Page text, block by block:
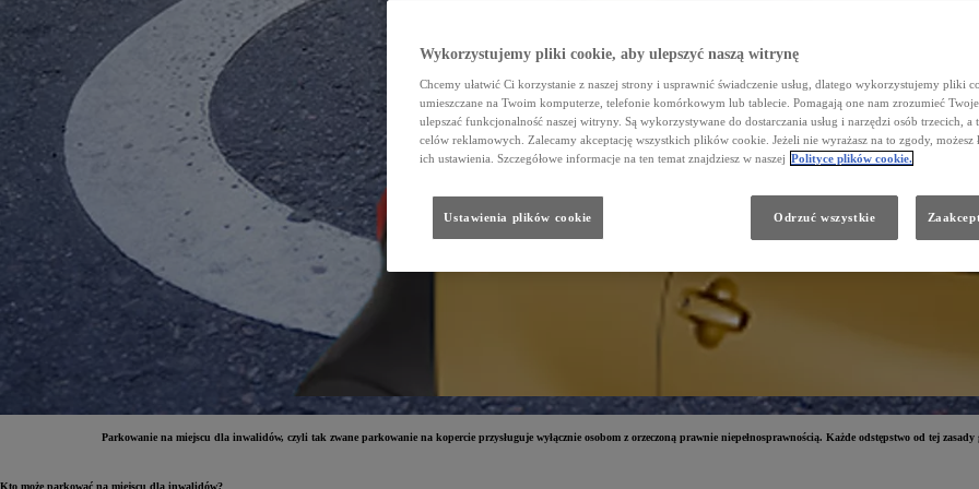
Parkowanie na miejscu dla inwalidów, czyli tak zwane parkowanie na kopercie przysługuje wyłącznie osobom z orzeczoną prawnie niepełnosprawnością. Każde odstępstwo od tej
Wykorzystujemy pliki cookie, aby ulepszyć naszą witrynę
Chcemy ułatwić Ci korzystanie z naszej strony i usprawnić świadczenie usług, dlatego wykorzystujemy pliki
umieszczane na Twoim komputerze, telefonie komórkowym lub tablecie. Pomagają one nam zrozumieć
ulepszać funkcjonalność naszej witryny. Są wykorzystywane do dostarczania usług i narzędzi osób trzecich, a
celów reklamowych. Zalecamy akceptację wszystkich plików cookie. Jeżeli nie wyrażasz na to zgody, możesz
ich ustawienia. Szczegółowe informacje na ten temat znajdziesz w naszej Polityce plików cookie.
Ustawienia plików cookie Odrzuć wszystkie